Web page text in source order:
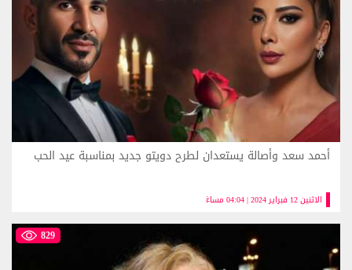
الاثنين 12 فبراير 2024 | 04:04 مساءً
أحمد سعد وأصالة يستعدان لطرح دويتو جديد بمناسبة عيد الحب
829